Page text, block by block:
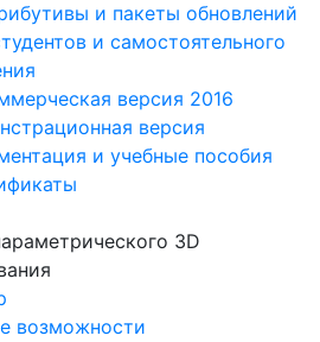
и пакеты обновлений
и самостоятельного
версия 2016
версия
и учебные пособия
3D
возможности